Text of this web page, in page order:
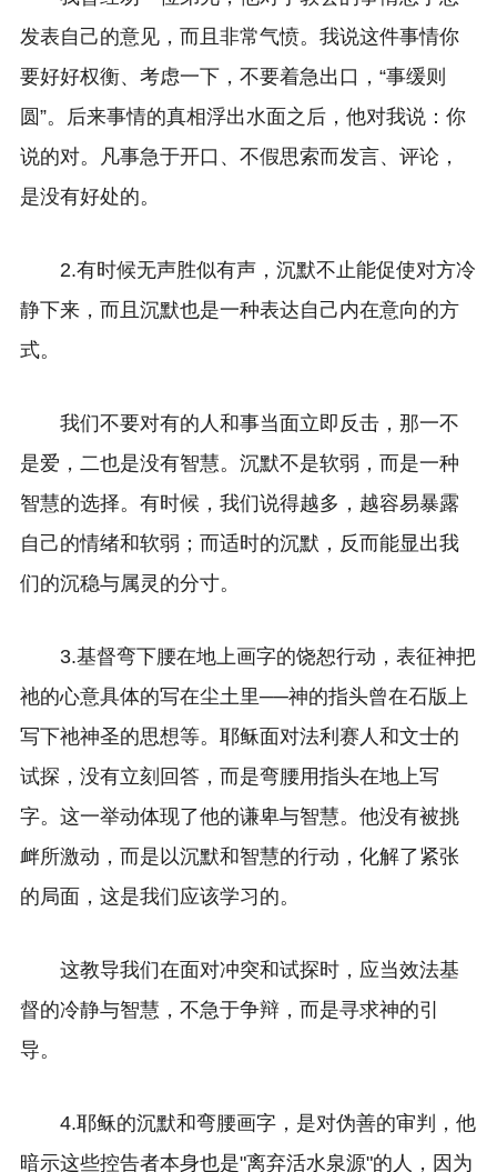
发表自己的意见，而且非常气愤。我说这件事情你
要好好权衡、考虑一下，不要着急出口，“事缓则
圆”。后来事情的真相浮出水面之后，他对我说：你
说的对。凡事急于开口、不假思索而发言、评论，
是没有好处的。
2.有时候无声胜似有声，沉默不止能促使对方冷
静下来，而且沉默也是一种表达自己内在意向的方
式。
我们不要对有的人和事当面立即反击，那一不
是爱，二也是没有智慧。沉默不是软弱，而是一种
智慧的选择。有时候，我们说得越多，越容易暴露
自己的情绪和软弱；而适时的沉默，反而能显出我
们的沉稳与属灵的分寸。
3.基督弯下腰在地上画字的饶恕行动，表征神把
祂的心意具体的写在尘土里──神的指头曾在石版上
写下祂神圣的思想等。耶稣面对法利赛人和文士的
试探，没有立刻回答，而是弯腰用指头在地上写
字。这一举动体现了他的谦卑与智慧。他没有被挑
衅所激动，而是以沉默和智慧的行动，化解了紧张
的局面，这是我们应该学习的。
这教导我们在面对冲突和试探时，应当效法基
督的冷静与智慧，不急于争辩，而是寻求神的引
导。
4.耶稣的沉默和弯腰画字，是对伪善的审判，他
暗示这些控告者本身也是"离弃活水泉源"的人，因为